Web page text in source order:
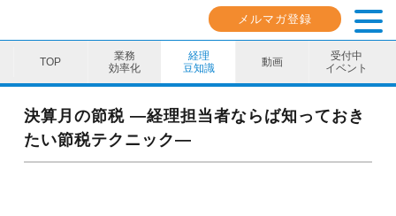
メルマガ登録
業務
効率化
経理
豆知識
動画
受付中
イベント
業務効率化
経理豆知識
決算月の節税 ―経理担当者ならば知っておき
たい節税テクニック―